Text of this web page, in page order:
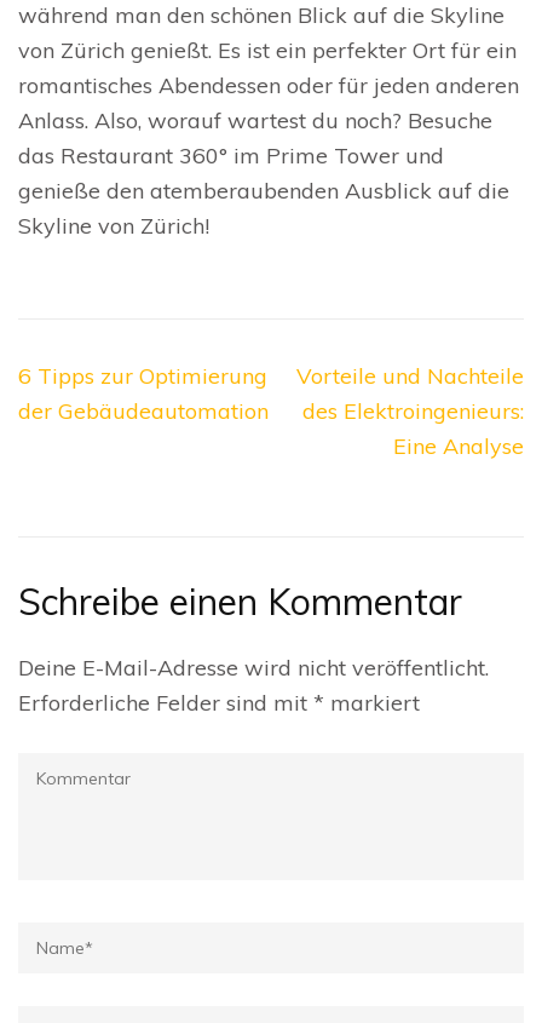
während man den schönen Blick auf die Skyline
von Zürich genießt. Es ist ein perfekter Ort für ein
romantisches Abendessen oder für jeden anderen
Anlass. Also, worauf wartest du noch? Besuche
das Restaurant 360° im Prime Tower und
genieße den atemberaubenden Ausblick auf die
Skyline von Zürich!
Beitragsnavigation
6 Tipps zur Optimierung
der Gebäudeautomation
Vorteile und Nachteile
des Elektroingenieurs:
Eine Analyse
Schreibe einen Kommentar
Deine E-Mail-Adresse wird nicht veröffentlicht.
Erforderliche Felder sind mit * markiert
Kommentar
Name*